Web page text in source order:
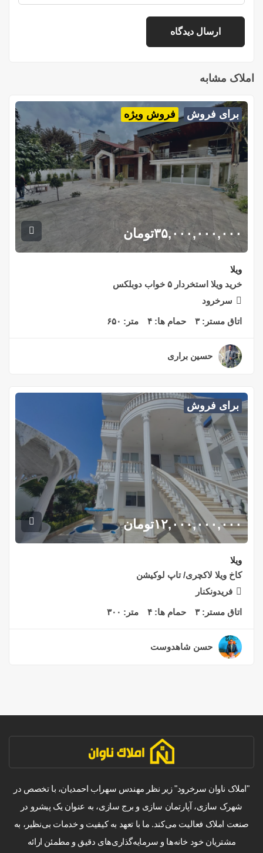
املاک مشابه
برای فروش فروش ویژه
۳۵,۰۰۰,۰۰۰,۰۰۰تومان
ویلا
خرید ویلا استخردار ۵ خواب دوبلکس
سرخرود
اتاق مستر:۳ حمام ها: ۴ متر: ۶۵۰
حسین براری
برای فروش
۱۲,۰۰۰,۰۰۰,۰۰۰تومان
ویلا
کاخ ویلا لاکچری/ تاپ لوکیشن
فریدونکنار
اتاق مستر:۳ حمام ها: ۴ متر: ۳۰۰
حسن شاهدوست
"املاک ناوان سرخرود" زیر نظر مهندس سهراب احمدیان، با تخصص در
شهرک سازی، آپارتمان سازی و برج سازی، به عنوان یک پیشرو در
صنعت املاک فعالیت می‌کند. ما با تعهد به کیفیت و خدمات بی‌نظیر، به
مشتریان خود خانه‌ها و سرمایه‌گذاری‌های دقیق و مطمئن ارائه